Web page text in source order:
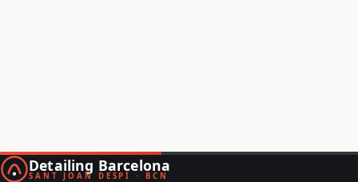
Detailing Barcelona
SANT JOAN DESPÍ · BCN